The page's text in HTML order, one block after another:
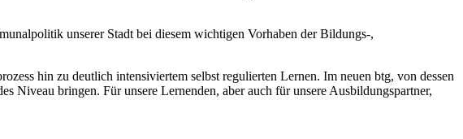
unserer Stadt bei diesem wichtigen Vorhaben der Bildungs-,
hin zu deutlich intensiviertem selbst regulierten Lernen. Im neuen btg, von dessen
Niveau bringen. Für unsere Lernenden, aber auch für unsere Ausbildungspartner,